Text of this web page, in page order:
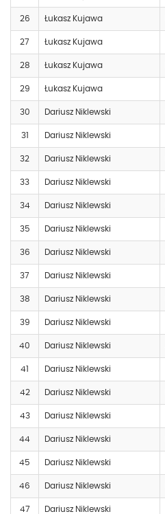
26 Łukasz Kujawa
27 Łukasz Kujawa
28 Łukasz Kujawa
29 Łukasz Kujawa
30 Dariusz Niklewski
31 Dariusz Niklewski
32 Dariusz Niklewski
33 Dariusz Niklewski
34 Dariusz Niklewski
35 Dariusz Niklewski
36 Dariusz Niklewski
37 Dariusz Niklewski
38 Dariusz Niklewski
39 Dariusz Niklewski
40 Dariusz Niklewski
41 Dariusz Niklewski
42 Dariusz Niklewski
43 Dariusz Niklewski
44 Dariusz Niklewski
45 Dariusz Niklewski
46 Dariusz Niklewski
47 Dariusz Niklewski